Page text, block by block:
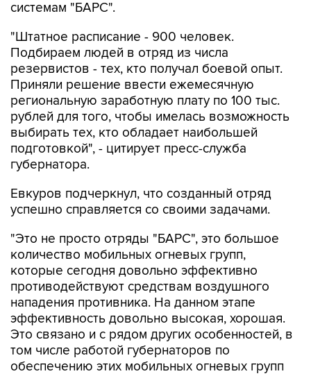
системам "БАРС".
"Штатное расписание - 900 человек.
Подбираем людей в отряд из числа
резервистов - тех, кто получал боевой опыт.
Приняли решение ввести ежемесячную
региональную заработную плату по 100 тыс.
рублей для того, чтобы имелась возможность
выбирать тех, кто обладает наибольшей
подготовкой", - цитирует пресс-служба
губернатора.
Евкуров подчеркнул, что созданный отряд
успешно справляется со своими задачами.
"Это не просто отряды "БАРС", это большое
количество мобильных огневых групп,
которые сегодня довольно эффективно
противодействуют средствам воздушного
нападения противника. На данном этапе
эффективность довольно высокая, хорошая.
Это связано и с рядом других особенностей, в
том числе работой губернаторов по
обеспечению этих мобильных огневых групп